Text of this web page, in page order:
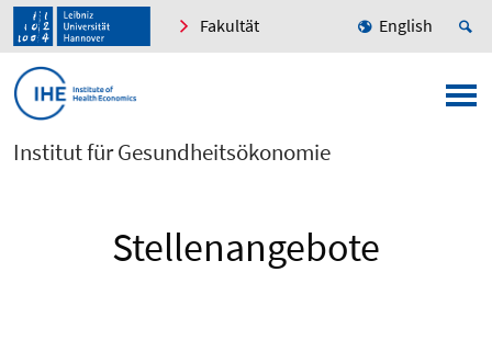
Fakultät English
Institut für Gesundheitsökonomie
Stellenangebote